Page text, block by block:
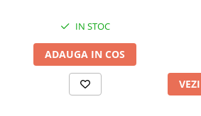
Redresoare auto, moto, barci si
IN STOC
ADAUGA IN COS